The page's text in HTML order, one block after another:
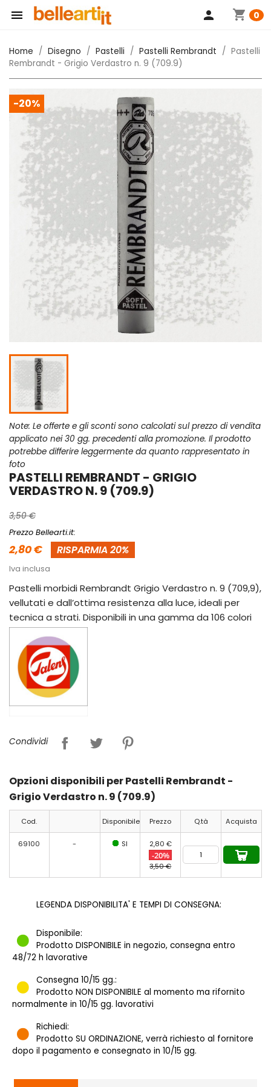
 shopping_cart 0
person
Home Disegno Pastelli Pastelli Rembrandt
Pastelli
Rembrandt - Grigio Verdastro n. 9 (709.9)
-20%
Note: Le offerte e gli sconti sono calcolati sul prezzo di vendita
applicato nei 30 gg. precedenti alla promozione. Il prodotto
potrebbe differire leggermente da quanto rappresentato in
foto
PASTELLI REMBRANDT - GRIGIO
VERDASTRO N. 9 (709.9)
3,50 €
Prezzo Bellearti.it:
2,80 € RISPARMIA 20%
Iva inclusa
Pastelli morbidi Rembrandt Grigio Verdastro n. 9 (709,9),
vellutati e dall’ottima resistenza alla luce, ideali per
tecnica a strati. Disponibili in una gamma da 106 colori
Condividi
Opzioni disponibili per Pastelli Rembrandt -
Grigio Verdastro n. 9 (709.9)
Cod. Disponibile Prezzo Q.tà Acquista
69100 - SI 2,80 €
-20%
3,50 €
LEGENDA DISPONIBILITA' E TEMPI DI CONSEGNA:
Disponibile:
Prodotto DISPONIBILE in negozio, consegna entro
48/72 h lavorative
Consegna 10/15 gg.:
Prodotto NON DISPONIBILE al momento ma rifornito
normalmente in 10/15 gg. lavorativi
Richiedi:
Prodotto SU ORDINAZIONE, verrà richiesto al fornitore
dopo il pagamento e consegnato in 10/15 gg.